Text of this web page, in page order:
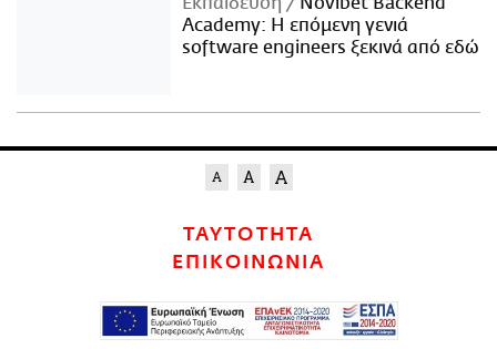
Academy: Η επόμενη γενιά
software engineers ξεκινά από εδώ
ΤΑΥΤΟΤΗΤΑ
ΕΠΙΚΟΙΝΩΝΙΑ